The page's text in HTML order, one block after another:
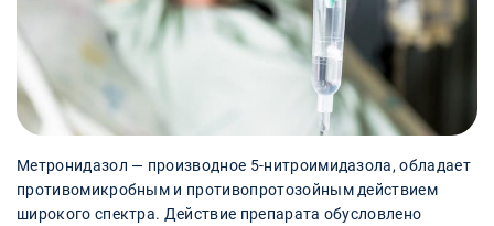
Метронидазол — производное 5-нитроимидазола, обладает
противомикробным и противопротозойным действием
широкого спектра. Действие препарата обусловлено